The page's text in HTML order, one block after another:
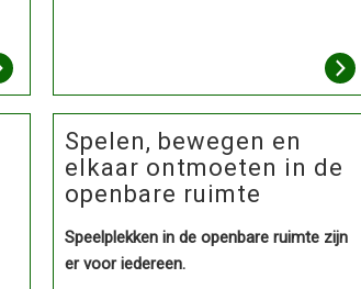
Spelen, bewegen en
elkaar ontmoeten in de
openbare ruimte
Speelplekken in de openbare ruimte zijn
er voor iedereen.